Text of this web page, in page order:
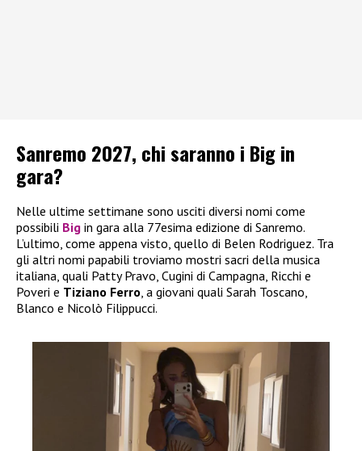
Sanremo 2027, chi saranno i Big in
gara?
Nelle ultime settimane sono usciti diversi nomi come
possibili Big in gara alla 77esima edizione di Sanremo.
L’ultimo, come appena visto, quello di Belen Rodriguez. Tra
gli altri nomi papabili troviamo mostri sacri della musica
italiana, quali Patty Pravo, Cugini di Campagna, Ricchi e
Poveri e Tiziano Ferro , a giovani quali Sarah Toscano,
Blanco e Nicolò Filippucci.